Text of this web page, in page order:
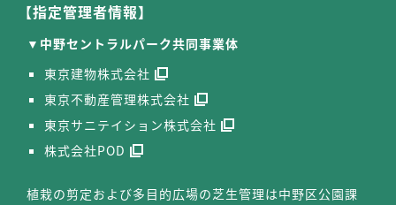
【指定管理者情報】
中野セントラルパーク共同事業体
東京建物株式会社
東京不動産管理株式会社
東京サニテイション株式会社
株式会社POD
植栽の剪定および多目的広場の芝生管理は中野区公園課